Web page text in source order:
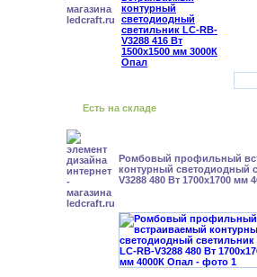
Есть на складе
Ромбовый профильный
контурный светодиодный
V3288 480 Вт 1700x1700 мм